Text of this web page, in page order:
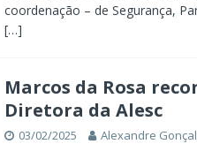
coordenação – de Segurança,
[…]
Marcos da Rosa
Diretora da Alesc
03/02/2025 Alexandre